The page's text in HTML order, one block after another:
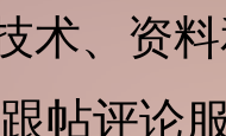
术、资
帖评论